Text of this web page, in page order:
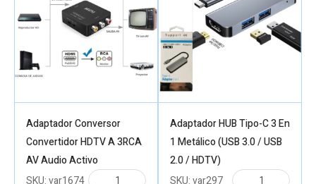
Adaptador Conversor
Convertidor HDTV A 3RCA
AV Audio Activo
SKU:var1674
Adaptador HUB Tipo-C 3 En
1 Metálico (USB 3.0 / USB
2.0 / HDTV)
SKU:var297